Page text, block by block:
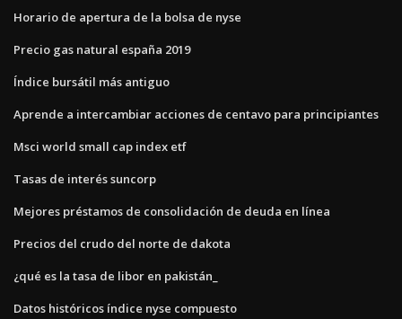
Horario de apertura de la bolsa de nyse
Precio gas natural españa 2019
Índice bursátil más antiguo
Aprende a intercambiar acciones de centavo para principiantes
Msci world small cap index etf
Tasas de interés suncorp
Mejores préstamos de consolidación de deuda en línea
Precios del crudo del norte de dakota
¿qué es la tasa de libor en pakistán_
Datos históricos índice nyse compuesto